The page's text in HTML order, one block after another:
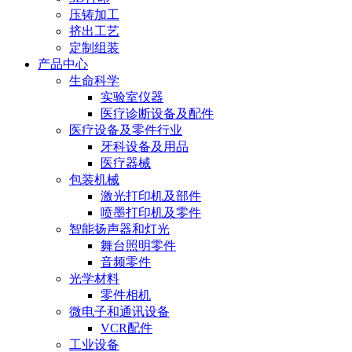
压铸加工
挤出工艺
定制组装
产品中心
生命科学
实验室仪器
医疗诊断设备及配件
医疗设备及零件行业
牙科设备及用品
医疗器械
包装机械
激光打印机及部件
喷墨打印机及零件
智能扬声器和灯光
舞台照明零件
音频零件
光学材料
零件相机
微电子和通讯设备
VCR配件
工业设备